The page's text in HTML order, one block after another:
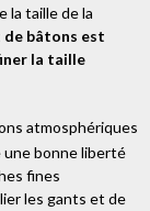
la taille de la
de bâtons est
la taille
atmosphériques
une bonne liberté
fines
les gants et de